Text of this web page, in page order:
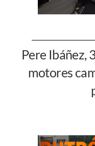
Pere Ibáñez,
motores